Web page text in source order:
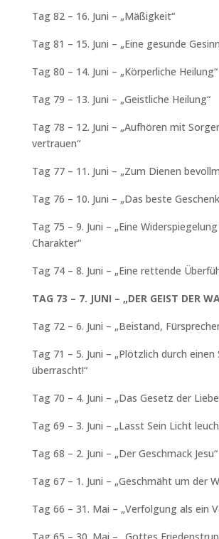
Tag 82 – 16. Juni – „Mäßigkeit“
Tag 81 – 15. Juni – „Eine gesunde
Tag 80 – 14. Juni – „Körperliche Heilung“
Tag 79 – 13. Juni – „Geistliche Heilung“
Tag 78 – 12. Juni – „Aufhören mit
vertrauen“
Tag 77 – 11. Juni – „Zum Dienen
Tag 76 – 10. Juni – „Das beste
Tag 75 – 9. Juni – „Eine
Charakter“
Tag 74 – 8. Juni – „Eine rettende
TAG 73 – 7. JUNI – „DER GEIST DER
Tag 72 – 6. Juni – „Beistand,
Tag 71 – 5. Juni – „Plötzlich durch einen
überrascht!“
Tag 70 – 4. Juni – „Das Gesetz der
Tag 69 – 3. Juni – „Lasst Sein Licht
Tag 68 – 2. Juni – „Der Geschmack Jesu“
Tag 67 – 1. Juni – „Geschmäht um der
Tag 66 – 31. Mai – „Verfolgung als ein